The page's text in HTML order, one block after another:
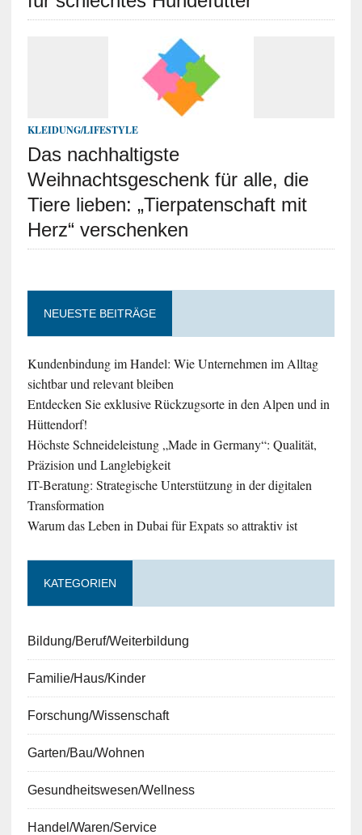
KLEIDUNG/LIFESTYLE
Das nachhaltigste
Weihnachtsgeschenk für alle, die
Tiere lieben: „Tierpatenschaft mit
Herz“ verschenken
NEUESTE BEITRÄGE
Kundenbindung im Handel: Wie Unternehmen im Alltag
sichtbar und relevant bleiben
Entdecken Sie exklusive Rückzugsorte in den Alpen und in
Hüttendorf!
Höchste Schneideleistung „Made in Germany“: Qualität,
Präzision und Langlebigkeit
IT-Beratung: Strategische Unterstützung in der digitalen
Transformation
Warum das Leben in Dubai für Expats so attraktiv ist
KATEGORIEN
Bildung/Beruf/Weiterbildung
Familie/Haus/Kinder
Forschung/Wissenschaft
Garten/Bau/Wohnen
Gesundheitswesen/Wellness
Handel/Waren/Service